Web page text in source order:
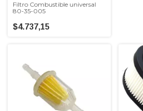
Filtro Combustible universal
80-35-005
$4.737,15